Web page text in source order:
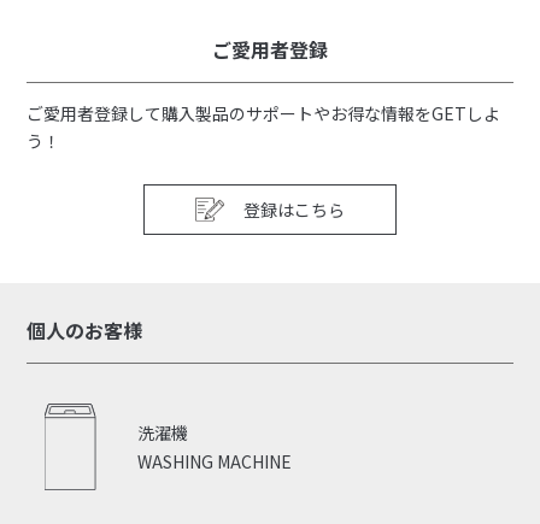
ご愛用者登録
ご愛用者登録して購入製品のサポートやお得な情報をGETしよ
う！
登録はこちら
個人のお客様
WASHING MACHINE
洗濯機